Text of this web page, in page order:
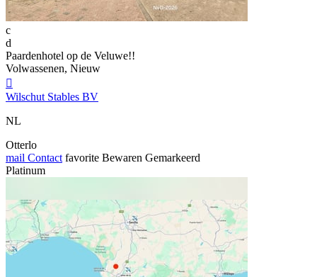
c
d
Paardenhotel op de Veluwe!!
Volwassenen, Nieuw

Wilschut Stables BV
NL
Otterlo
mail Contact favorite Bewaren Gemarkeerd
Platinum